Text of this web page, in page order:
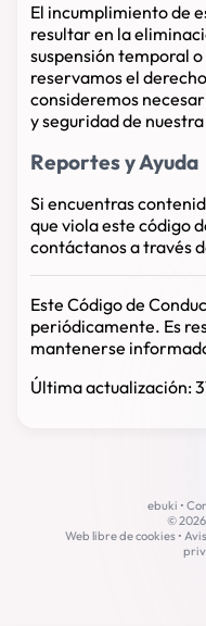
El incumplimiento de
resultar en la
suspensión temporal
reservamos el
consideremos
y seguridad de
Reportes y Ayuda
Si encuentras
que viola este código
contáctanos a través
Este Código de
periódicamente. Es
mantenerse
Última actualización:
ebuki •
©
Web libre de cookies •